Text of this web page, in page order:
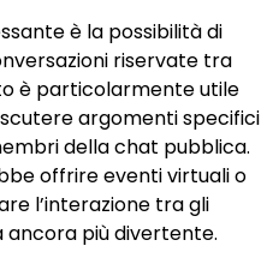
è la possibilità di
riservate tra
è particolarmente utile
argomenti specifici
della chat pubblica.
offrire eventi virtuali o
l’interazione tra gli
ancora più divertente.